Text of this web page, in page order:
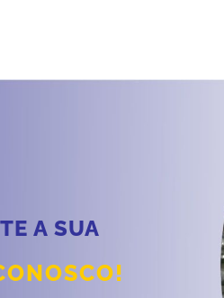
A SUA